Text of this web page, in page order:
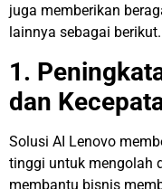
juga memberikan
lainnya sebagai berikut.
1.
dan
Solusi AI Lenovo
tinggi untuk mengolah
membantu bisnis